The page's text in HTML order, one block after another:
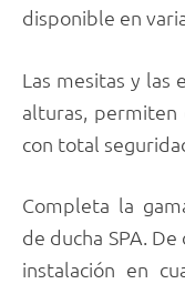
disponible en
Las mesitas y las
alturas, permiten
con total
Completa la
de ducha SPA.
instalación en